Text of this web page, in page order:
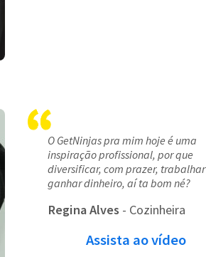
O GetNinjas pra mim hoje é uma
inspiração profissional, por que
diversificar, com prazer, trabalhar
ganhar dinheiro, aí ta bom né?
Regina Alves - Cozinheira
Assista ao vídeo